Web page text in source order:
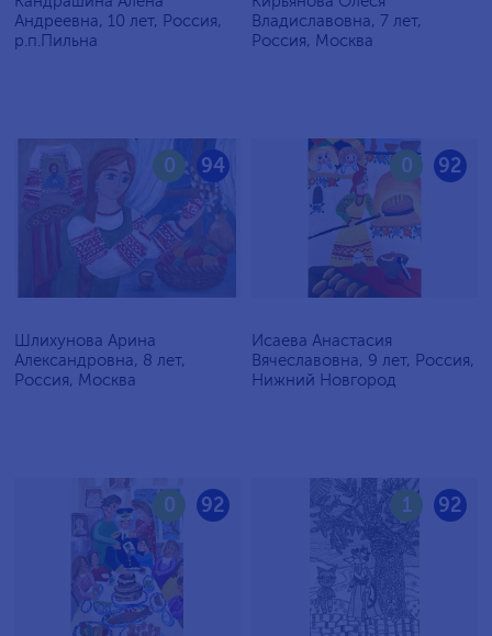
Андреевна, 10 лет, Россия,
р.п.Пильна
Владиславовна, 7 лет,
Россия, Москва
94
0
Шлихунова Арина
Александровна, 8 лет,
Россия, Москва
92
0
Исаева Анастасия
Вячеславовна, 9 лет, Россия,
Нижний Новгород
92
0 92
1